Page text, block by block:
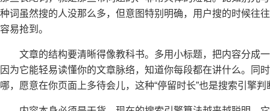
种词虽然搜的人没那么多，但意图特别明确，用户搜的时候往
容易抢到。
文章的结构要清晰得像教科书。多用小标题，把内容分成
因为它能轻易读懂你的文章脉络，知道你每段都在讲什么。同
哪，愿意在你页面上多待会儿，这种“停留时长”也是搜索引擎